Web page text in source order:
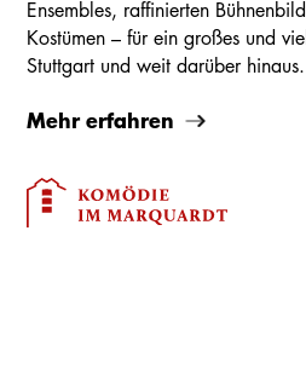
Ensembles, raffinierten
Kostümen – für ein großes und
Stuttgart und weit darüber hinaus.
Mehr erfahren